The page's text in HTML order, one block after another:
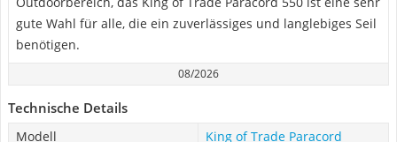
gute Wahl für alle, die ein zuverlässiges und langlebiges Seil
benötigen.
08/2026
Technische Details
Modell
King of Trade Paracord